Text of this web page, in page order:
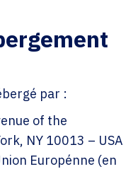
par :
of the
NY 10013 – USA
Europénne (en